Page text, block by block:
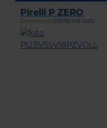
Pirelli P ZERO
Zomerband 235/55 R18 100V